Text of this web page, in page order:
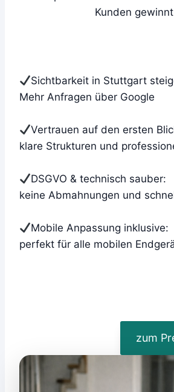
Kunden
Sichtbarkeit in Stuttgart
Mehr Anfragen über Google
Vertrauen auf den ersten
klare Strukturen und
DSGVO & technisch sauber:
keine Abmahnungen und
Mobile Anpassung inklusive:
perfekt für alle mobilen
zum